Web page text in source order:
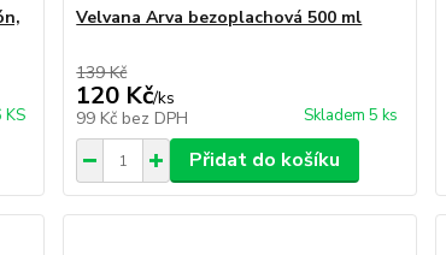
KS
Velvana Arva bezoplachová 500 ml
139 Kč
120 Kč/ks
99 Kč bez DPH Skladem 5 ks
Přidat do košíku